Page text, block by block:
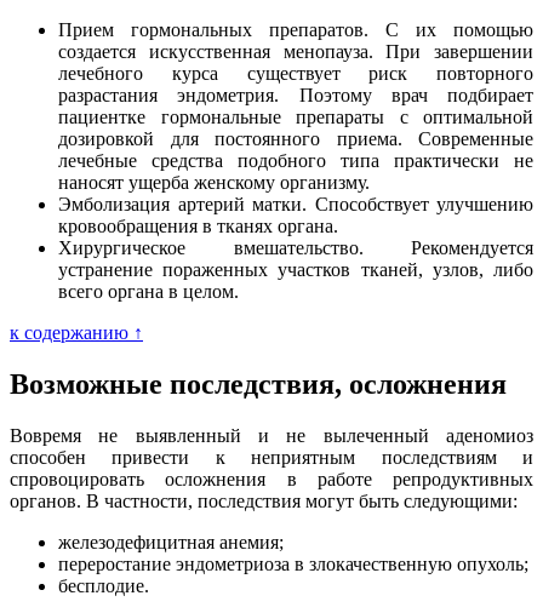
Прием гормональных препаратов. С их помощью
создается искусственная менопауза. При завершении
лечебного курса существует риск повторного
разрастания эндометрия. Поэтому врач подбирает
пациентке гормональные препараты с оптимальной
дозировкой для постоянного приема. Современные
лечебные средства подобного типа практически не
наносят ущерба женскому организму.
Эмболизация артерий матки. Способствует улучшению
кровообращения в тканях органа.
Хирургическое вмешательство. Рекомендуется
устранение пораженных участков тканей, узлов, либо
всего органа в целом.
к содержанию ↑
Возможные последствия, осложнения
Вовремя не выявленный и не вылеченный аденомиоз
способен привести к неприятным последствиям и
спровоцировать осложнения в работе репродуктивных
органов. В частности, последствия могут быть следующими:
железодефицитная анемия;
переростание эндометриоза в злокачественную опухоль;
бесплодие.